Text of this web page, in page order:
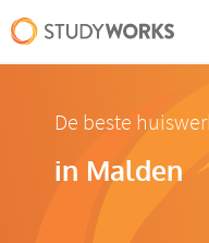
De beste
in Malden